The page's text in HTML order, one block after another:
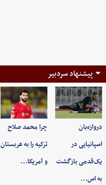
پیشنهاد سردبیر
دروازه‌بان
اسپانیایی در
یک‌قدمی بازگشت
به اس…
چرا محمد صلاح
ترکیه را به عربستان
و آمریکا…